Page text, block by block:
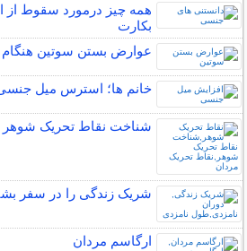
همه چیز درمورد سقوط از
بکارت
عوارض بستن سوتین
خانم ها؛ استرس میل
شناخت نقاط تحریک شوهر
شریک زندگی را در سفر
ارگاسم مردان